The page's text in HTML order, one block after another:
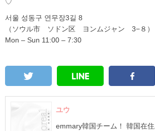
서울 성동구 연무장3길 8
（ソウル市 ソドン区 ヨンムジャン 3−８）
Mon – Sun 11:00 – 7:30
ユウ
emmary韓国チーム！ 韓国在